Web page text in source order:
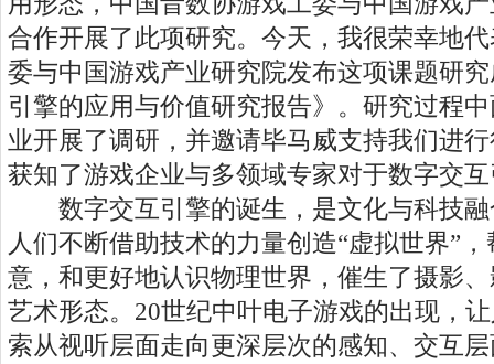
合作开展了此项研究。今天，我很荣幸地
委与中国游戏产业研究院发布这项课题研
引擎的应用与价值研究报告》。研究过程
业开展了调研，并邀请毕马威支持我们进
获知了游戏企业与多领域专家对于数字交
数字交互引擎的诞生，是文化与科技融
人们不断借助技术的力量创造“虚拟世界”
意，和更好地认识物理世界，催生了摄影
艺术形态。20世纪中叶电子游戏的出现，
索从视听层面走向更深层次的感知、交互